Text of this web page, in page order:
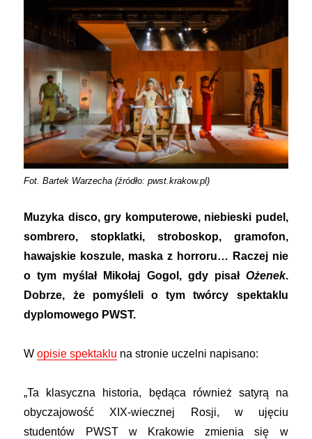
Fot. Bartek Warzecha (źródło: pwst.krakow.pl)
Muzyka disco, gry komputerowe, niebieski pudel,
sombrero, stopklatki, stroboskop, gramofon,
hawajskie koszule, maska z horroru… Raczej nie
o tym myślał Mikołaj Gogol, gdy pisał Ożenek.
Dobrze, że pomyśleli o tym twórcy spektaklu
dyplomowego PWST.
Wopisie spektaklu na stronie uczelni napisano:
„Ta klasyczna historia, będąca również satyrą na
obyczajowość XIX-wiecznej Rosji, w ujęciu
studentów PWST w Krakowie zmienia się w